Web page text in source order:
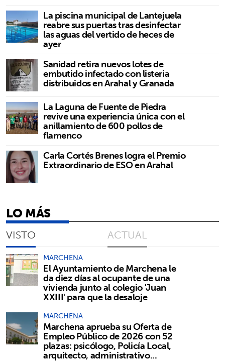
La piscina municipal de Lantejuela
reabre sus puertas tras desinfectar
las aguas del vertido de heces de
ayer
Sanidad retira nuevos lotes de
embutido infectado con listeria
distribuidos en Arahal y Granada
La Laguna de Fuente de Piedra
revive una experiencia única con el
anillamiento de 600 pollos de
flamenco
Carla Cortés Brenes logra el Premio
Extraordinario de ESO en Arahal
LO MÁS
VISTO ACTUAL
MARCHENA
El Ayuntamiento de Marchena le
da diez días al ocupante de una
vivienda junto al colegio 'Juan
XXIII' para que la desaloje
MARCHENA
Marchena aprueba su Oferta de
Empleo Público de 2026 con 52
plazas: psicólogo, Policía Local,
arquitecto, administrativo...